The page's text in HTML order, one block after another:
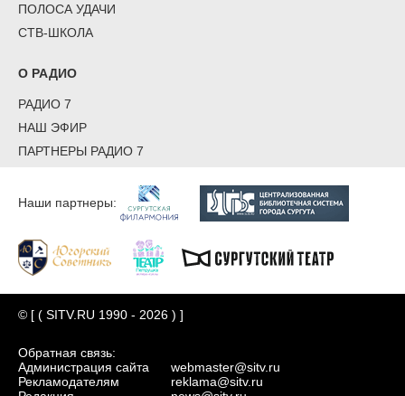
ПОЛОСА УДАЧИ
СТВ-ШКОЛА
О РАДИО
РАДИО 7
НАШ ЭФИР
ПАРТНЕРЫ РАДИО 7
Наши партнеры:
© [ ( SITV.RU 1990 - 2026 ) ]
Обратная связь:
Администрация сайта
Рекламодателям
webmaster@sitv.ru
reklama@sitv.ru